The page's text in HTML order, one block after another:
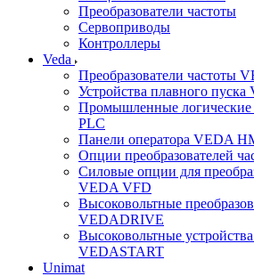
Преобразователи частоты
Сервоприводы
Контроллеры
Veda
Преобразователи частоты
Устройства плавного
Промышленные
PLC
Панели оператора VEDA
Опции преобразователей
Силовые опции для
VEDA VFD
Высоковольтные
VEDADRIVE
Высоковольтные
VEDASTART
Unimat